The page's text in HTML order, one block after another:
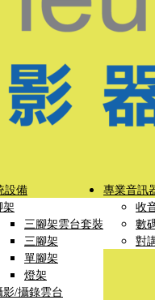
設備
架
三腳架雲台套裝
三腳架
單腳架
燈架
影/攝錄雲台
專業音訊
收
數
對